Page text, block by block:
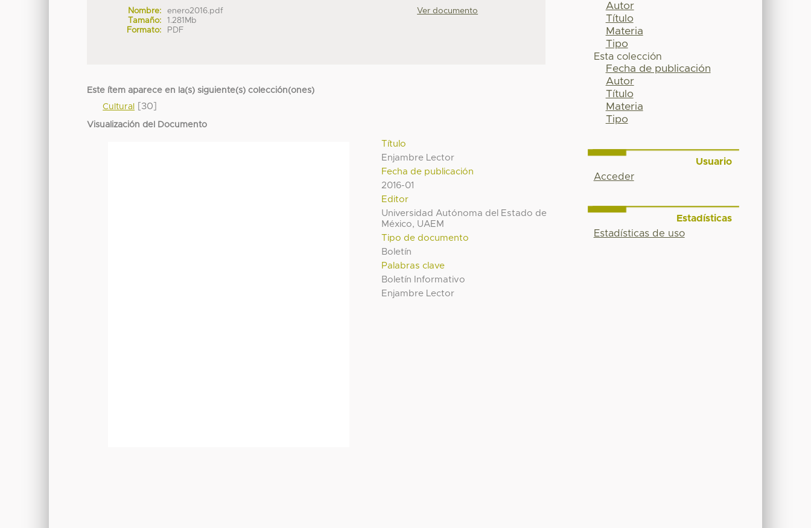
Nombre:
enero2016.pdf
Tamaño:
1.281Mb
Formato:
PDF
Ver documento
Este ítem aparece en la(s) siguiente(s) colección(ones)
Cultural
[30]
Visualización del Documento
Título
Enjambre Lector
Fecha de publicación
2016-01
Editor
Universidad Autónoma del Estado de
México, UAEM
Tipo de documento
Boletín
Palabras clave
Boletín Informativo
Enjambre Lector
Autor
Título
Materia
Tipo
Esta colección
Fecha de publicación
Autor
Título
Materia
Tipo
Usuario
Acceder
Estadísticas
Estadísticas de uso